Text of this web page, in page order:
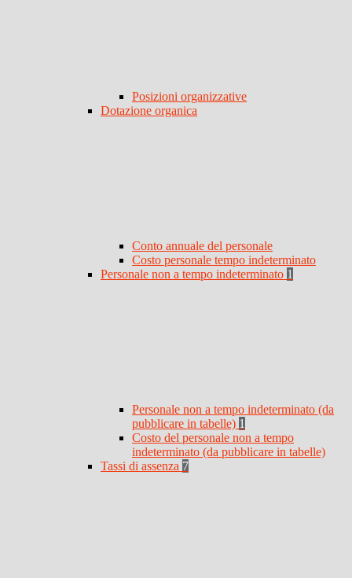
Posizioni organizzative
Dotazione organica
Conto annuale del personale
Costo personale tempo indeterminato
Personale non a tempo indeterminato 1
Personale non a tempo indeterminato (da
pubblicare in tabelle) 1
Costo del personale non a tempo
indeterminato (da pubblicare in tabelle)
Tassi di assenza 7